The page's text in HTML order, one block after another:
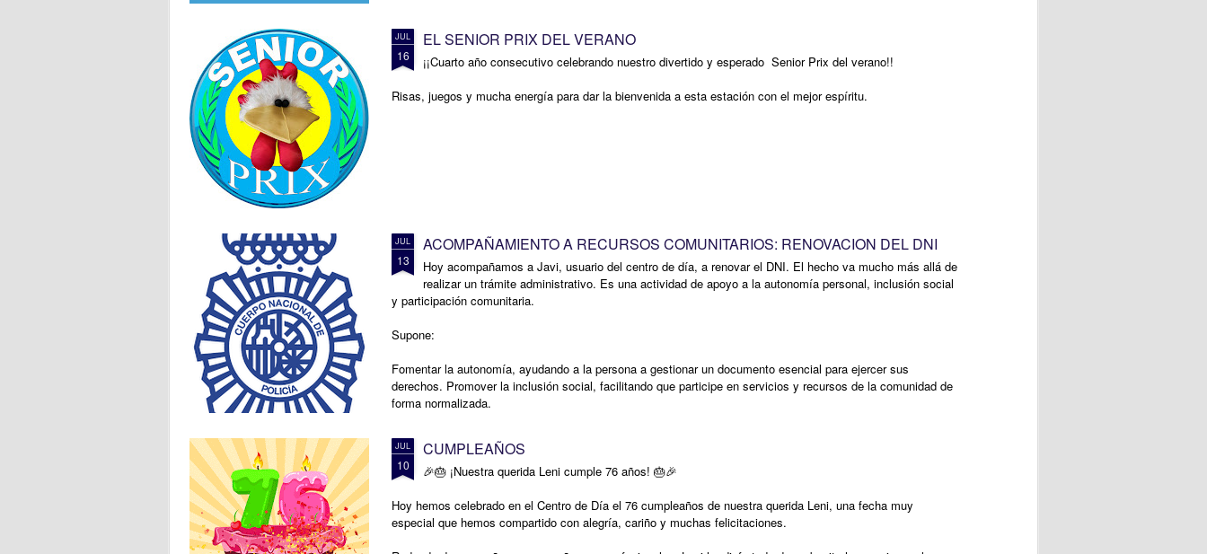
JUL
16
EL SENIOR PRIX DEL VERANO
¡¡Cuarto año consecutivo celebrando nuestro divertido y esperado Senior Prix del verano!!
Risas, juegos y mucha energía para dar la bienvenida a esta estación con el mejor espíritu.
JUL
13
ACOMPAÑAMIENTO A RECURSOS COMUNITARIOS: RENOVACION DEL DNI
Hoy acompañamos a Javi, usuario del centro de día, a renovar el DNI. El hecho va mucho más allá de
realizar un trámite administrativo. Es una actividad de apoyo a la autonomía personal, inclusión social
y participación comunitaria.
Supone:
Fomentar la autonomía, ayudando a la persona a gestionar un documento esencial para ejercer sus
derechos. Promover la inclusión social, facilitando que participe en servicios y recursos de la comunidad de
forma normalizada.
JUL
10
CUMPLEAÑOS
🎉🎂 ¡Nuestra querida Leni cumple 76 años! 🎂🎉
Hoy hemos celebrado en el Centro de Día el 76 cumpleaños de nuestra querida Leni, una fecha muy
especial que hemos compartido con alegría, cariño y muchas felicitaciones.